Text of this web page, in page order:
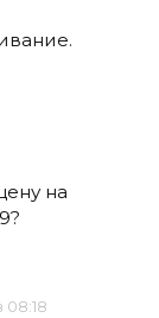
на
08:18